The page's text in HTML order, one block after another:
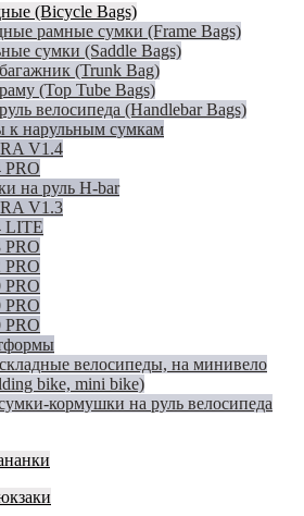
(Bicycle Bags)
рамные сумки (Frame Bags)
сумки (Saddle Bags)
(Trunk Bag)
(Top Tube Bags)
велосипеда (Handlebar Bags)
к нарульным сумкам
V1.4
PRO
на руль H-bar
V1.3
LITE
PRO
PRO
PRO
PRO
PRO
велосипеды, на минивело
bike, mini bike)
кормушки на руль велосипеда